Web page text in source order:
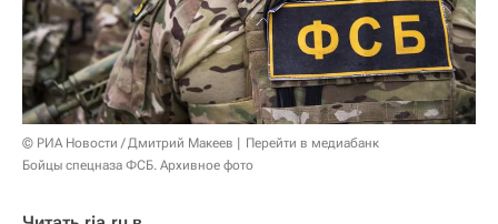
© РИА Новости / Дмитрий Макеев
Перейти в медиабанк
Бойцы спецназа ФСБ. Архивное фото